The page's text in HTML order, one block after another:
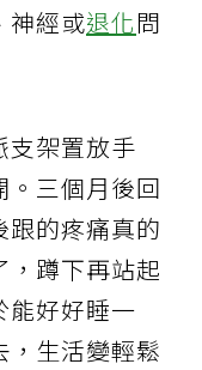
神經或退化問
支架置放手
三個月後回
跟的疼痛真的
，蹲下再站起
能好好睡一
，生活變輕鬆